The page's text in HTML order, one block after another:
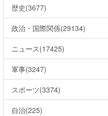
歴史(3677)
政治・国際関係(29134)
ニュース(17425)
軍事(3247)
スポーツ(3374)
自治(225)